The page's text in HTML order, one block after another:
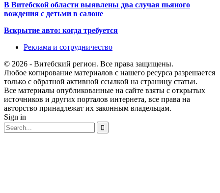
В Витебской области выявлены два случая пьяного
вождения с детьми в салоне
Вскрытие авто: когда требуется
Реклама и сотрудничество
© 2026 - Витебский регион. Все права защищены.
Любое копирование материалов с нашего ресурса разрешается
только с обратной активной ссылкой на страницу статьи.
Все материалы опубликованные на сайте взяты с открытых
источников и других порталов интернета, все права на
авторство принадлежат их законным владельцам.
Sign in